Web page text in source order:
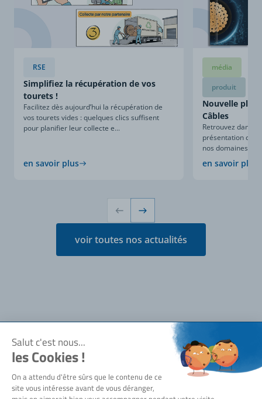
RSE
Simplifiez la récupération de vos
tourets !
Facilitez dès aujourd’hui la récupération de
vos tourets vides : quelques clics suffisent
pour planifier leur collecte e...
en savoir plus
média
produit
Nouvelle
Câbles
Retrouvez dans
présentation
nos domaines
en savoir plus
voir toutes nos actualités
Notre société
Qui sommes-nous ?
Actualités
Besoin d'aide ?